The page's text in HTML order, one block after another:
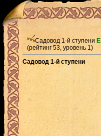
Садовод 1-й ступени El
(рейтинг 53, уровень 1)
Садовод 1-й ступени